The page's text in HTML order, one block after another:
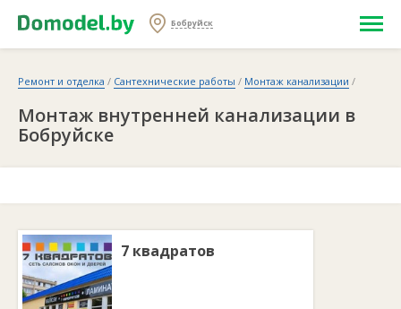
Бобруйск
Ремонт и отделка / Сантехнические работы / Монтаж канализации /
Монтаж внутренней канализации в
Бобруйске
7 квадратов